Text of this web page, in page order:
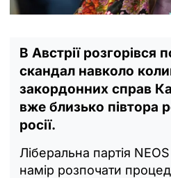
В Австрії розгорівся
скандал навколо
закордонних справ
вже близько півтора
росії.
Ліберальна партія
намір розпочати